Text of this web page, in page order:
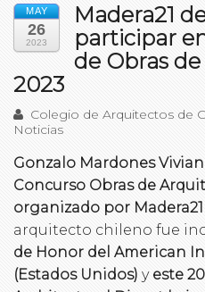
MAY
26
2023
Madera21
participar
de Obras
2023
Colegio de Arquitectos de
Noticias
Gonzalo Mardones
Concurso Obras de
organizado por
arquitecto chileno fue
de Honor del American
(Estados Unidos) y este